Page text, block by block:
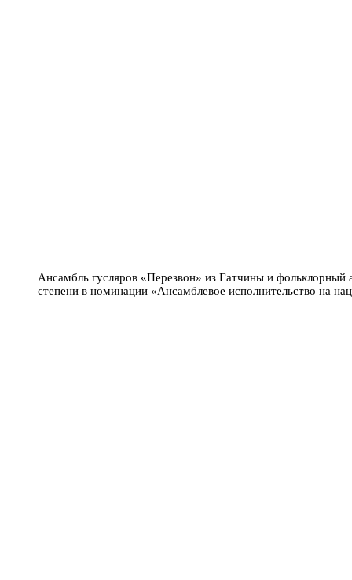
Ансамбль гусляров «Перезвон» из Гатчины и
степени в номинации «Ансамблевое исполнительство на